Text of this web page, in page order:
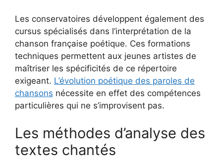
Les conservatoires développent également des
cursus spécialisés dans l’interprétation de la
chanson française poétique. Ces formations
techniques permettent aux jeunes artistes de
maîtriser les spécificités de ce répertoire
exigeant. L’évolution poétique des paroles de
chansons nécessite en effet des compétences
particulières qui ne s’improvisent pas.
Les méthodes d’analyse des
textes chantés